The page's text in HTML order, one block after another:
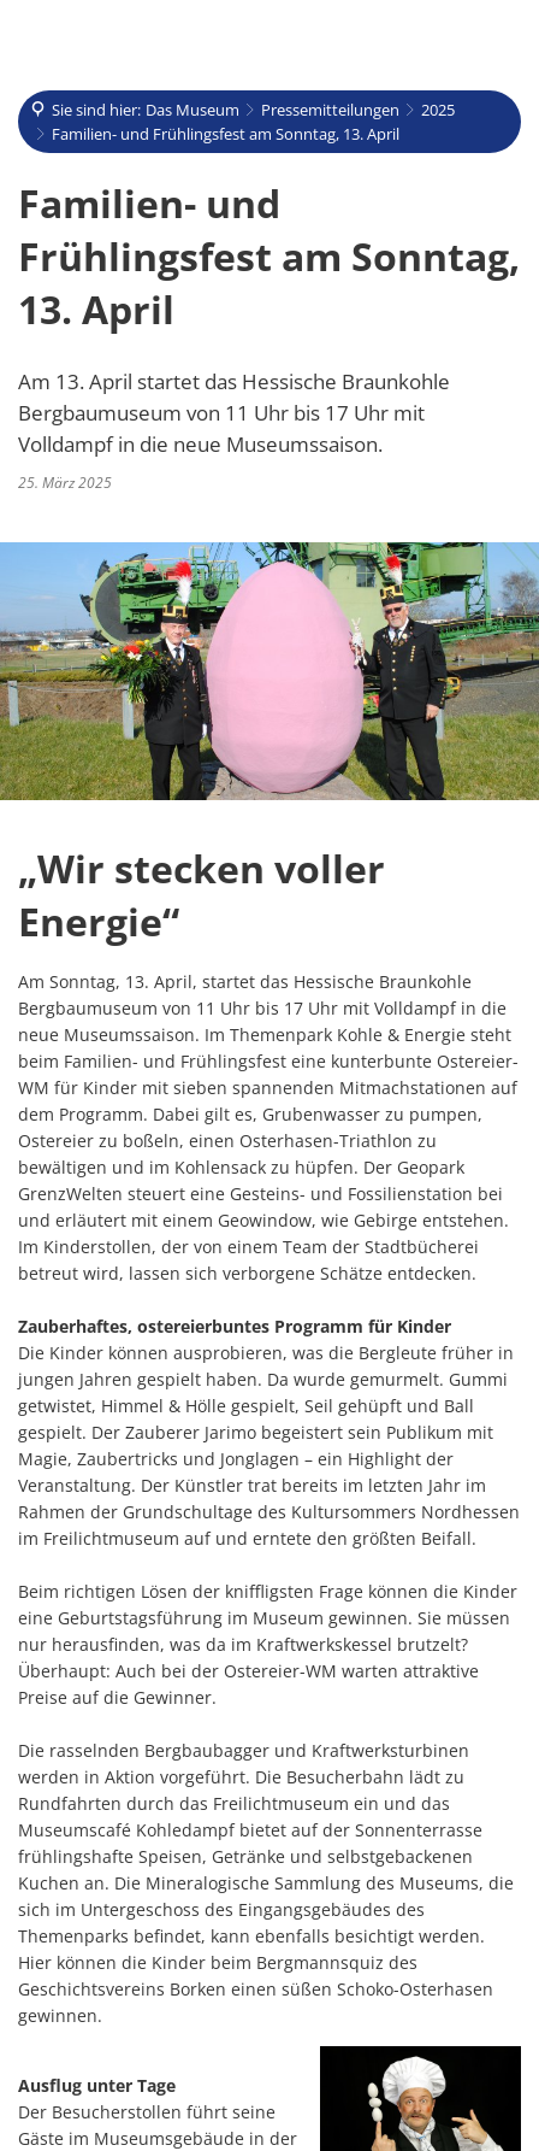
Sie sind hier: Das Museum Pressemitteilungen
2025
Familien- und Frühlingsfest am Sonntag, 13. April
Familien- und
Frühlingsfest am Sonntag,
13. April
Am 13. April startet das Hessische Braunkohle
Bergbaumuseum von 11 Uhr bis 17 Uhr mit
Volldampf in die neue Museumssaison.
25. März 2025
„Wir stecken voller
Energie“
Am Sonntag, 13. April, startet das Hessische Braunkohle
Bergbaumuseum von 11 Uhr bis 17 Uhr mit Volldampf in die
neue Museumssaison. Im Themenpark Kohle & Energie steht
beim Familien- und Frühlingsfest eine kunterbunte Ostereier-
WM für Kinder mit sieben spannenden Mitmachstationen auf
dem Programm. Dabei gilt es, Grubenwasser zu pumpen,
Ostereier zu boßeln, einen Osterhasen-Triathlon zu
bewältigen und im Kohlensack zu hüpfen. Der Geopark
GrenzWelten steuert eine Gesteins- und Fossilienstation bei
und erläutert mit einem Geowindow, wie Gebirge entstehen.
Im Kinderstollen, der von einem Team der Stadtbücherei
betreut wird, lassen sich verborgene Schätze entdecken.
Zauberhaftes, ostereierbuntes Programm für Kinder
Die Kinder können ausprobieren, was die Bergleute früher in
jungen Jahren gespielt haben. Da wurde gemurmelt. Gummi
getwistet, Himmel & Hölle gespielt, Seil gehüpft und Ball
gespielt. Der Zauberer Jarimo begeistert sein Publikum mit
Magie, Zaubertricks und Jonglagen – ein Highlight der
Veranstaltung. Der Künstler trat bereits im letzten Jahr im
Rahmen der Grundschultage des Kultursommers Nordhessen
im Freilichtmuseum auf und erntete den größten Beifall.
Beim richtigen Lösen der kniffligsten Frage können die Kinder
eine Geburtstagsführung im Museum gewinnen. Sie müssen
nur herausfinden, was da im Kraftwerkskessel brutzelt?
Überhaupt: Auch bei der Ostereier-WM warten attraktive
Preise auf die Gewinner.
Die rasselnden Bergbaubagger und Kraftwerksturbinen
werden in Aktion vorgeführt. Die Besucherbahn lädt zu
Rundfahrten durch das Freilichtmuseum ein und das
Museumscafé Kohledampf bietet auf der Sonnenterrasse
frühlingshafte Speisen, Getränke und selbstgebackenen
Kuchen an. Die Mineralogische Sammlung des Museums, die
sich im Untergeschoss des Eingangsgebäudes des
Themenparks befindet, kann ebenfalls besichtigt werden.
Hier können die Kinder beim Bergmannsquiz des
Geschichtsvereins Borken einen süßen Schoko-Osterhasen
gewinnen.
Ausflug unter Tage
Der Besucherstollen führt seine
Gäste im Museumsgebäude in der